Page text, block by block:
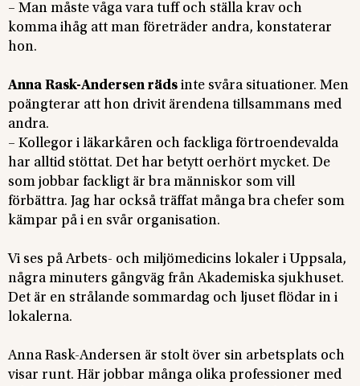
– Man måste våga vara tuff och ställa krav och
komma ihåg att man företräder andra, konstaterar
hon.
Anna Rask-Andersen räds inte svåra situationer. Men
poängterar att hon drivit ärendena tillsammans med
andra.
– Kollegor i läkarkåren och fackliga förtroendevalda
har alltid stöttat. Det har betytt oerhört mycket. De
som jobbar fackligt är bra människor som vill
förbättra. Jag har också träffat många bra chefer som
kämpar på i en svår organisation.
Vi ses på Arbets- och miljömedicins lokaler i Uppsala,
några minuters gångväg från Akademiska sjukhuset.
Det är en strålande sommardag och ljuset flödar in i
lokalerna.
Anna Rask-Andersen är stolt över sin arbetsplats och
visar runt. Här jobbar många olika professioner med